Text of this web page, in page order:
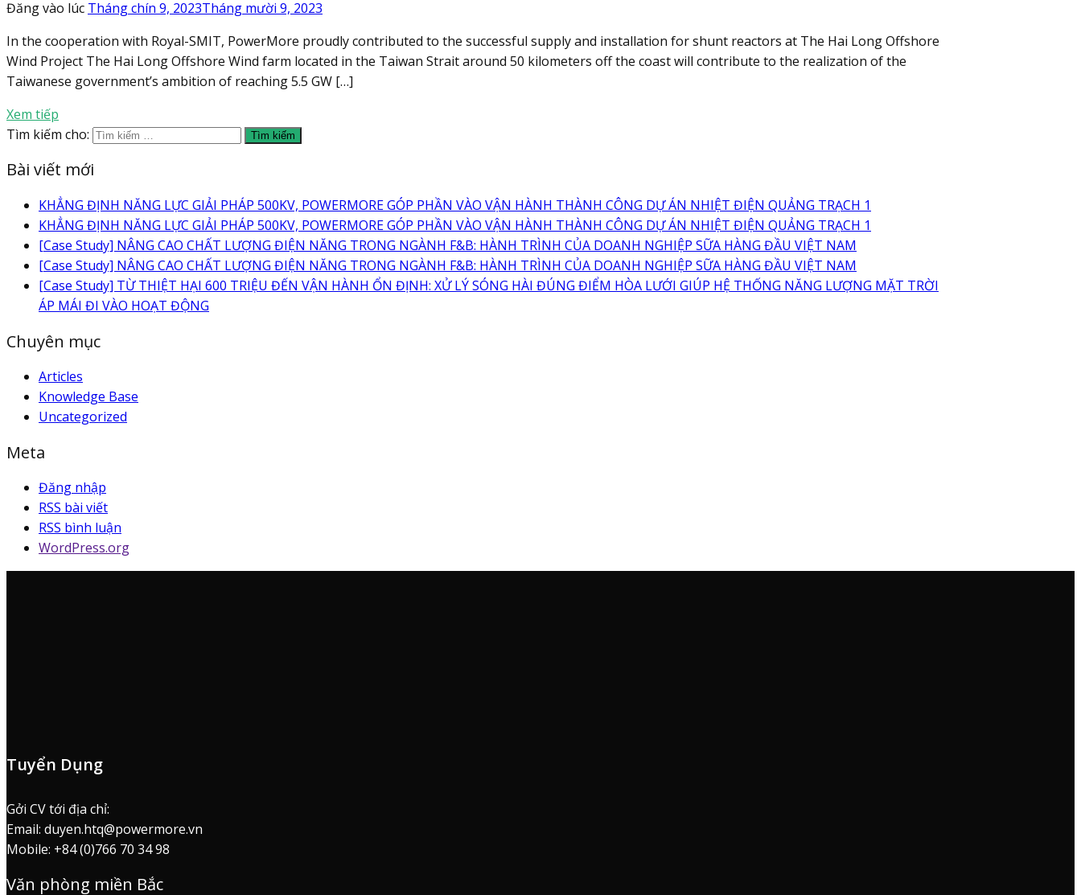
Đăng vào lúc Tháng chín 9, 2023Tháng mười 9, 2023
In the cooperation with Royal-SMIT, PowerMore proudly contributed to the successful supply and installation for shunt reactors at The Hai Long Offshore
Wind Project The Hai Long Offshore Wind farm located in the Taiwan Strait around 50 kilometers off the coast will contribute to the realization of the
Taiwanese government’s ambition of reaching 5.5 GW […]
Xem tiếp
Tìm kiếm cho:
Bài viết mới
KHẲNG ĐỊNH NĂNG LỰC GIẢI PHÁP 500KV, POWERMORE GÓP PHẦN VÀO VẬN HÀNH THÀNH CÔNG DỰ ÁN NHIỆT ĐIỆN QUẢNG TRẠCH 1
KHẲNG ĐỊNH NĂNG LỰC GIẢI PHÁP 500KV, POWERMORE GÓP PHẦN VÀO VẬN HÀNH THÀNH CÔNG DỰ ÁN NHIỆT ĐIỆN QUẢNG TRẠCH 1
[Case Study] NÂNG CAO CHẤT LƯỢNG ĐIỆN NĂNG TRONG NGÀNH F&B: HÀNH TRÌNH CỦA DOANH NGHIỆP SỮA HÀNG ĐẦU VIỆT NAM
[Case Study] NÂNG CAO CHẤT LƯỢNG ĐIỆN NĂNG TRONG NGÀNH F&B: HÀNH TRÌNH CỦA DOANH NGHIỆP SỮA HÀNG ĐẦU VIỆT NAM
[Case Study] TỪ THIỆT HẠI 600 TRIỆU ĐẾN VẬN HÀNH ỔN ĐỊNH: XỬ LÝ SÓNG HÀI ĐÚNG ĐIỂM HÒA LƯỚI GIÚP HỆ THỐNG NĂNG LƯỢNG MẶT TRỜI
ÁP MÁI ĐI VÀO HOẠT ĐỘNG
Chuyên mục
Articles
Knowledge Base
Uncategorized
Meta
Đăng nhập
RSS bài viết
RSS bình luận
WordPress.org
Tuyển Dụng
Gởi CV tới địa chỉ:
Email: duyen.htq@powermore.vn
Mobile: +84 (0)766 70 34 98
Văn phòng miền Bắc